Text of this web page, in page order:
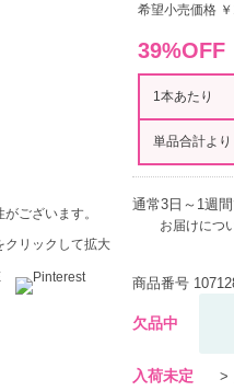
ございます。
クリックして拡大
希望小売価格
39%OFF
1本あたり
単品合計より
通常3日～1週
お届けにつ
商品番号
欠品中
入荷未定